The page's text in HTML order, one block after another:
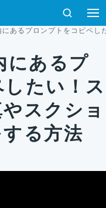
検索
あるプロンプトをコピペし
にあるプ
たい！ス
スクショ
る方法